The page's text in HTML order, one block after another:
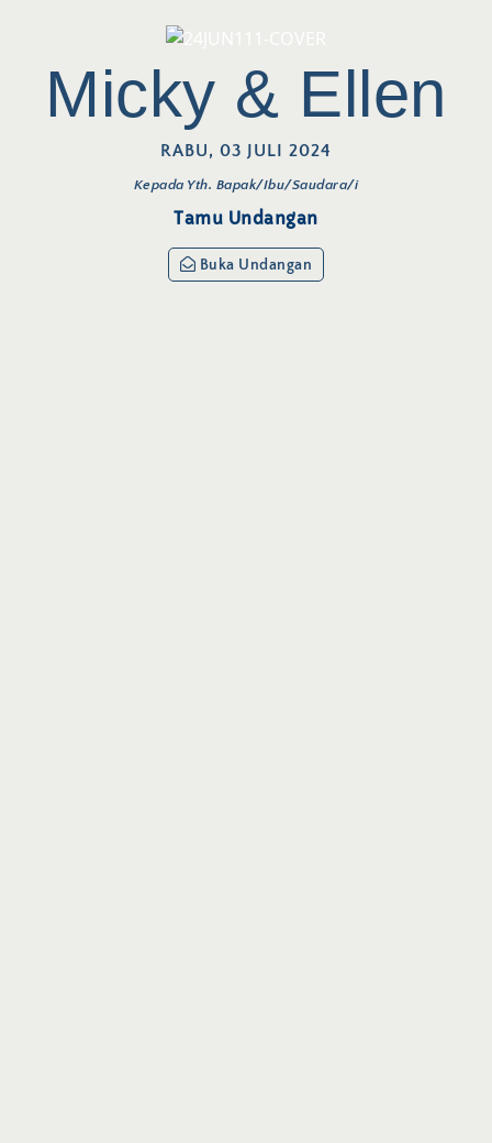
Micky & Ellen
RABU, 03 JULI 2024
Kepada Yth. Bapak/Ibu/Saudara/i
Tamu Undangan
Buka Undangan